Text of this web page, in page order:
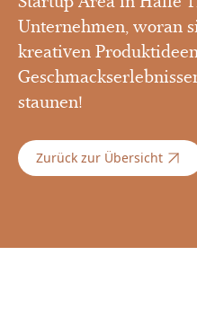
Unternehmen, woran
kreativen
staunen!
Zurück zur Übersicht